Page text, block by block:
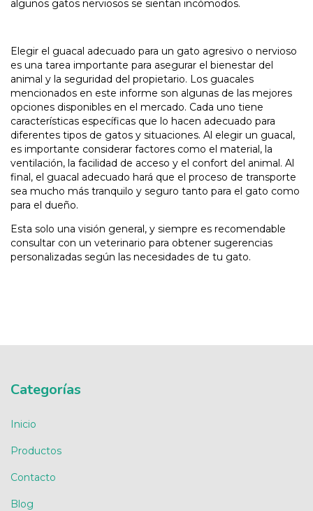
algunos gatos nerviosos se sientan incómodos.
Elegir el guacal adecuado para un gato agresivo o nervioso
es una tarea importante para asegurar el bienestar del
animal y la seguridad del propietario. Los guacales
mencionados en este informe son algunas de las mejores
opciones disponibles en el mercado. Cada uno tiene
características específicas que lo hacen adecuado para
diferentes tipos de gatos y situaciones. Al elegir un guacal,
es importante considerar factores como el material, la
ventilación, la facilidad de acceso y el confort del animal. Al
final, el guacal adecuado hará que el proceso de transporte
sea mucho más tranquilo y seguro tanto para el gato como
para el dueño.
Esta solo una visión general, y siempre es recomendable
consultar con un veterinario para obtener sugerencias
personalizadas según las necesidades de tu gato.
Categorías
Inicio
Productos
Contacto
Blog